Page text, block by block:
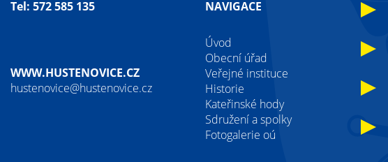
Tel: 572 585 135
WWW.HUSTENOVICE.CZ
hustenovice@hustenovice.cz
NAVIGACE
Úvod
Obecní úřad
Veřejné instituce
Historie
Kateřinské hody
Sdružení a spolky
Fotogalerie oú